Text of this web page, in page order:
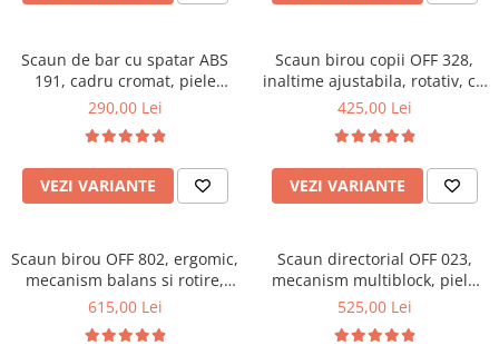
Saltele patuturi copii
Paturi copii
Masa si scaune gradinita
Scaun de bar cu spatar ABS
191, cadru cromat, piele
ecologica, inaltime reglabila,
290,00 Lei
VEZI VARIANTE
Scaun birou copii OFF 328,
inaltime ajustabila, rotativ, cu
brate, piele ecologica, 65 kg
425,00 Lei
VEZI VARIANTE
Scaun birou OFF 802, ergomic,
mecanism balans si rotire,
baza cromata, 110 kg
615,00 Lei
Scaun directorial OFF 023,
mecanism multiblock, piele
ecologica, baza polipropilena,
525,00 Lei